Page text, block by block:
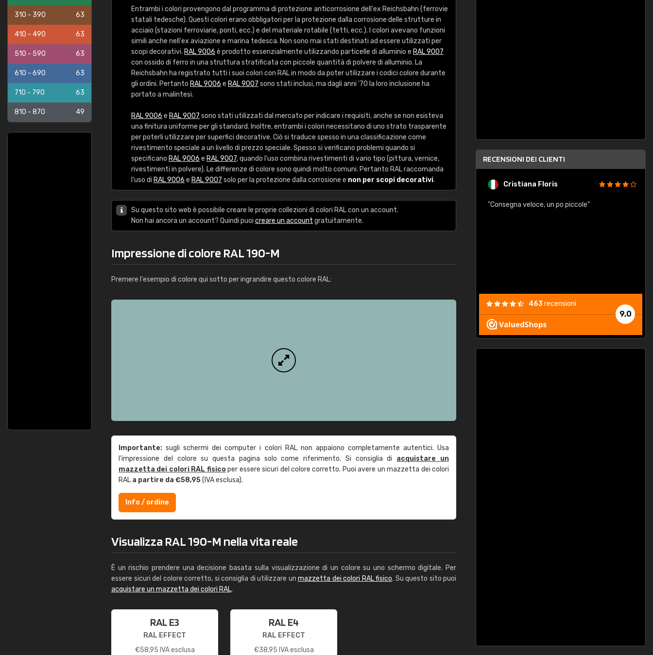
310 - 390 63
410 - 490 63
510 - 590 63
610 - 690 63
710 - 790 63
810 - 870 49
Entrambi i colori provengono dal programma di protezione anticorrosione dell'ex Reichsbahn (ferrovie
statali tedesche). Questi colori erano obbligatori per la protezione dalla corrosione delle strutture in
acciaio (stazioni ferroviarie, ponti, ecc.) e del materiale rotabile (tetti, ecc.). I colori avevano funzioni
simili anche nell'ex aviazione e marina tedesca. Non sono mai stati destinati ad essere utilizzati per
scopi decorativi. RAL 9006 è prodotto essenzialmente utilizzando particelle di alluminio e RAL 9007
con ossido di ferro in una struttura stratificata con piccole quantità di polvere di alluminio. La
Reichsbahn ha registrato tutti i suoi colori con RAL in modo da poter utilizzare i codici colore durante
gli ordini. Pertanto RAL 9006 e RAL 9007 sono stati inclusi, ma dagli anni '70 la loro inclusione ha
portato a malintesi.
RAL 9006 e RAL 9007 sono stati utilizzati dal mercato per indicare i requisiti, anche se non esisteva
una finitura uniforme per gli standard. Inoltre, entrambi i colori necessitano di uno strato trasparente
per poterli utilizzare per superfici decorative. Ciò si traduce spesso in una classificazione come
rivestimento speciale a un livello di prezzo speciale. Spesso si verificano problemi quando si
specificano RAL 9006 e RAL 9007, quando l'uso combina rivestimenti di vario tipo (pittura, vernice,
rivestimenti in polvere). Le differenze di colore sono quindi molto comuni. Pertanto RAL raccomanda
l'uso di RAL 9006 e RAL 9007 solo per la protezione dalla corrosione e non per scopi decorativi.
Su questo sito web è possibile creare le proprie collezioni di colori RAL con un account.
Non hai ancora un account? Quindi puoi creare un account gratuitamente.
Impressione di colore RAL 190-M
Premere l'esempio di colore qui sotto per ingrandire questo colore RAL:
Importante: sugli schermi dei computer i colori RAL non appaiono completamente autentici. Usa
l'impressione del colore su questa pagina solo come riferimento. Si consiglia di acquistare un
mazzetta dei colori RAL fisicoper essere sicuri del colore corretto. Puoi avere un mazzetta dei colori
RAL a partire da €58,95(IVA esclusa).
Info / ordine
Visualizza RAL 190-M nella vita reale
È un rischio prendere una decisione basata sulla visualizzazione di un colore su uno schermo digitale. Per
essere sicuri del colore corretto, si consiglia di utilizzare un mazzetta dei colori RAL fisico. Su questo sito puoi
acquistare un mazzetta dei colori RAL.
RAL E3
RAL EFFECT
€58,95 IVA esclusa
RAL E4
RAL EFFECT
€38,95 IVA esclusa
RECENSIONI DEI CLIENTI
Caterina Maifredi Cristiana Floris
"Consegna veloce, un po piccole"
9,0
463recensioni